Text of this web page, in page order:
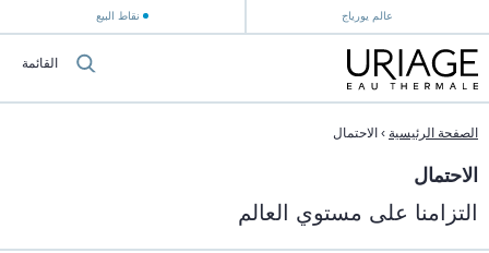
عالم يورياج نقاط البيع
القائمة
الصفحة الرئيسية › الاحتمال
الاحتمال
التزامنا على مستوي العالم